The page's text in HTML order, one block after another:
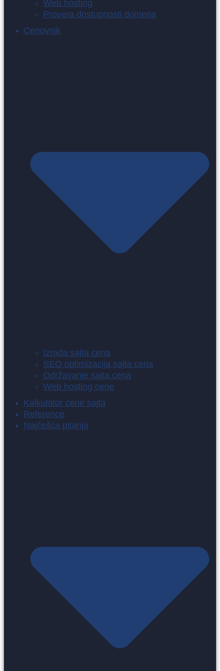
Web hosting
Provera dostupnosti domena
Cenovnik
Izrada sajta cena
SEO optimizacija sajta cena
Održavanje sajta cena
Web hosting cene
Kalkulator cene sajta
Reference
Najčešća pitanja